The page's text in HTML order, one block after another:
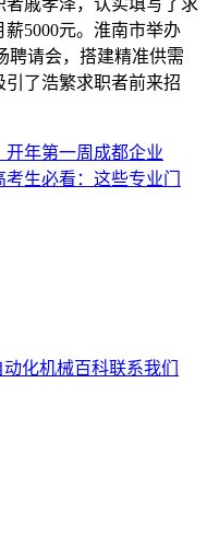
戚孝泽，认实填写了求
5000元。淮南市举办
聘请会，搭建精准供需
引了浩繁求职者前来招
年第一周成都企业
生必看：这些专业门
动化机械百科联系我们